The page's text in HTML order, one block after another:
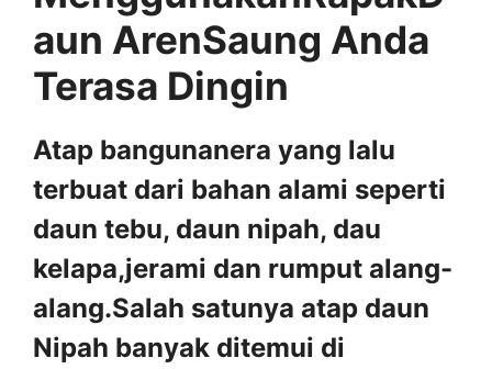
aun ArenSaung Anda
Terasa Dingin
Atap bangunanera yang lalu
terbuat dari bahan alami seperti
daun tebu, daun nipah, dau
kelapa,jerami dan rumput alang-
alang.Salah satunya atap daun
Nipah banyak ditemui di